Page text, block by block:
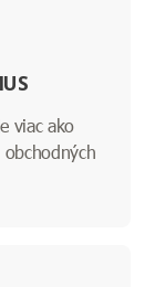
viac ako